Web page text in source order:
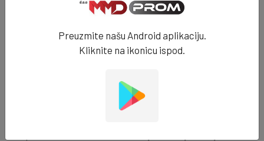
Preuzmite našu Android aplikaciju.
Kliknite na ikonicu ispod.